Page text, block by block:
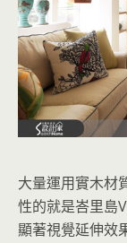
大量運用實木材
性的就是峇里島
顯著視覺延伸效